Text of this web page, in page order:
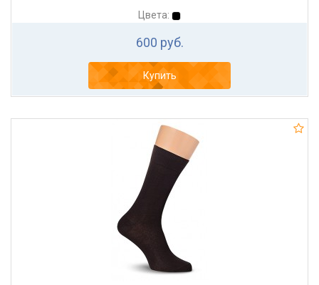
Цвета:
600 руб.
Купить